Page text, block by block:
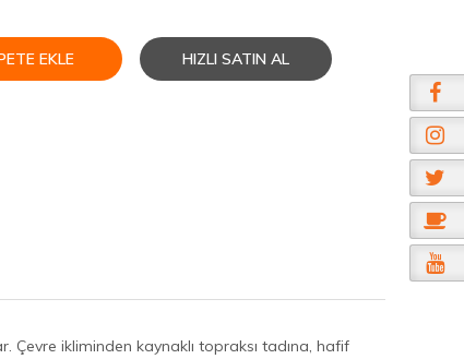
EKLE HIZLI SATIN AL
ikliminden kaynaklı topraksı tadına, hafif